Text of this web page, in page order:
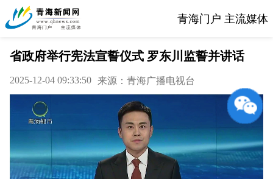
青海门户 主流媒体
省政府举行宪法宣誓仪式 罗东川监誓并讲话
2025-12-04 09:33:50 来源：青海广播电视台